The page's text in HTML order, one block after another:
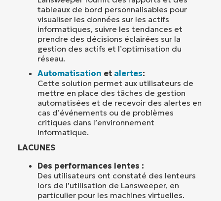
tableaux de bord personnalisables pour
visualiser les données sur les actifs
informatiques, suivre les tendances et
prendre des décisions éclairées sur la
gestion des actifs et l’optimisation du
réseau.
Automatisation et alertes:
Cette solution permet aux utilisateurs de
mettre en place des tâches de gestion
automatisées et de recevoir des alertes en
cas d’événements ou de problèmes
critiques dans l’environnement
informatique.
LACUNES
Des performances lentes :
Des utilisateurs ont constaté des lenteurs
lors de l’utilisation de Lansweeper, en
particulier pour les machines virtuelles.